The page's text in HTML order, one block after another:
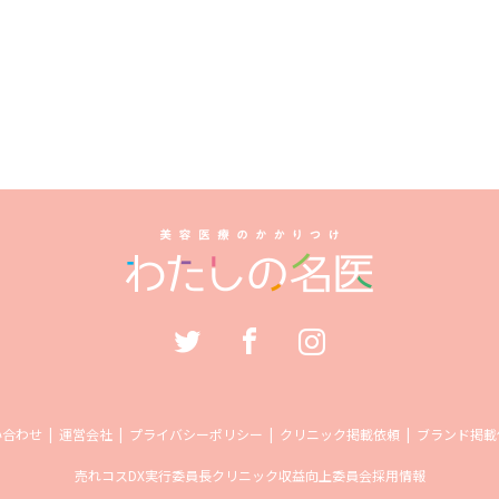
わせ 運営会社 プライバシーポリシー クリニック掲載依頼 ブランド掲
売れコスDX実行委員長クリニック収益向上委員会採用情報